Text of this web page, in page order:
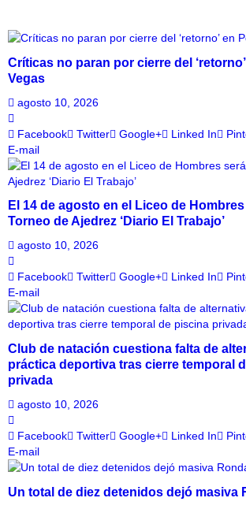
Críticas no paran por cierre del
Vegas
agosto 10, 2026
Facebook Twitter Google+ Linked In
E-mail
El 14 de agosto en el Liceo de Hombres
Torneo de Ajedrez ‘Diario El Trabajo’
agosto 10, 2026
Facebook Twitter Google+ Linked In
E-mail
Club de natación cuestiona falta de
práctica deportiva tras cierre temporal
privada
agosto 10, 2026
Facebook Twitter Google+ Linked In
E-mail
Un total de diez detenidos dejó masiva